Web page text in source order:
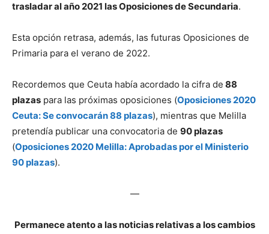
trasladar al año 2021 las Oposiciones de Secundaria.
Esta opción retrasa, además, las futuras Oposiciones de
Primaria para el verano de 2022.
Recordemos que Ceuta había acordado la cifra de 88
plazas para las próximas oposiciones (Oposiciones 2020
Ceuta: Se convocarán 88 plazas), mientras que Melilla
pretendía publicar una convocatoria de 90 plazas
(Oposiciones 2020 Melilla: Aprobadas por el Ministerio
90 plazas).
—
Permanece atento a las noticias relativas a los cambios